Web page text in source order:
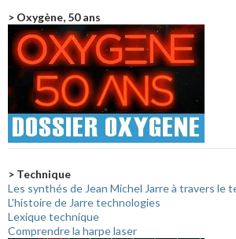
> Oxygène, 50 ans
> Technique
Les synthés de Jean Michel Jarre à travers le
L'histoire de Jarre technologies
Lexique technique
Comprendre la harpe laser